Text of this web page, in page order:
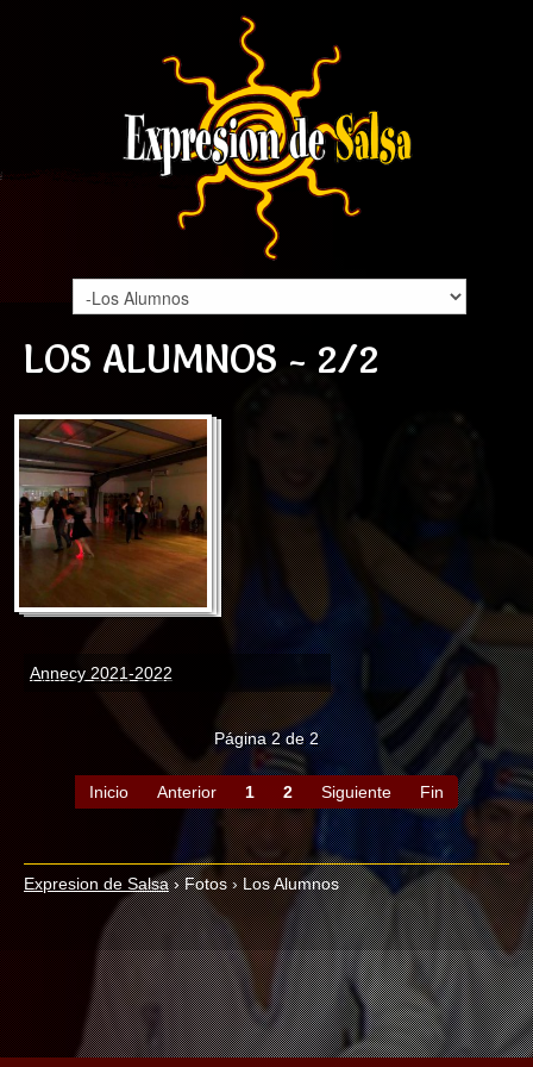
LOS ALUMNOS - 2/2
Annecy 2021-2022
Página 2 de 2
Inicio Anterior 1 2 Siguiente Fin
Expresion de Salsa › Fotos › Los Alumnos